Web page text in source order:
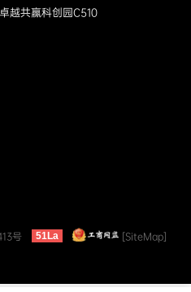
越共赢科创园C510
号 51La
[SiteMap]